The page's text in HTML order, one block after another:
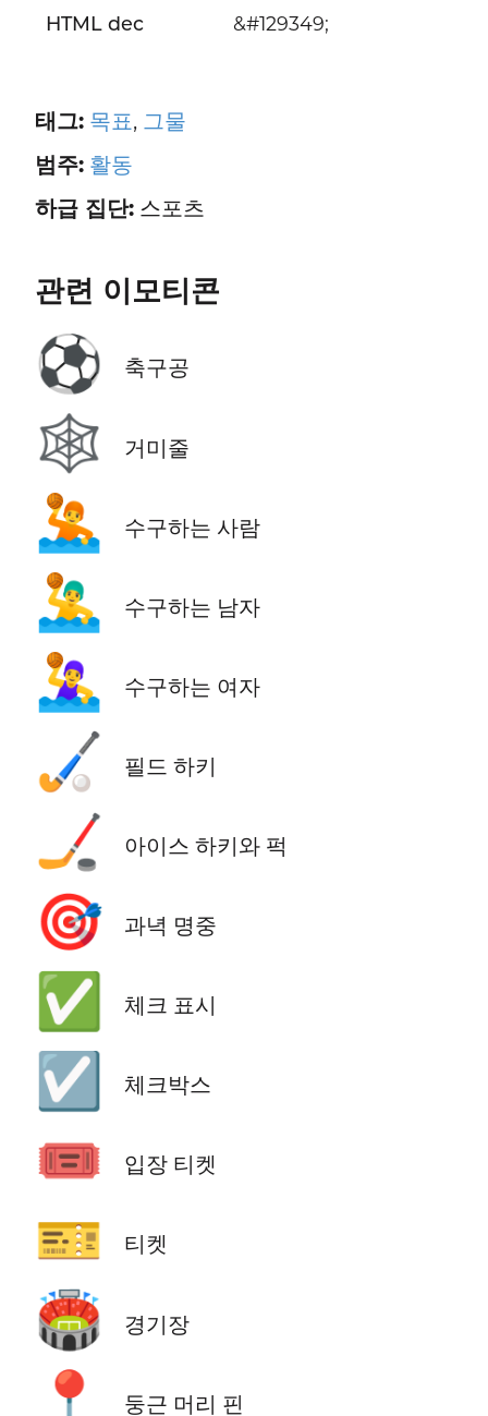
HTML dec &#129349;
태그: 목표, 그물
범주: 활동
하급 집단:스포츠
관련 이모티콘
⚽ 축구공
🕸️ 거미줄
🤽 수구하는 사람
🤽‍♂️ 수구하는 남자
🤽‍♀️ 수구하는 여자
🏑 필드 하키
🏒 아이스 하키와 퍽
🎯 과녁 명중
✅ 체크 표시
☑️ 체크박스
🎟️ 입장 티켓
🎫 티켓
🏟️ 경기장
📍 둥근 머리 핀